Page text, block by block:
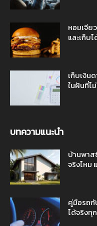
หอมเจีย
และเก็บ
เก็บเงิน
ในฝันที่ไ
บทความแนะนำ
บ้านพาส
จริงไหม
คู่มือรถกั
ได้จริงทุ